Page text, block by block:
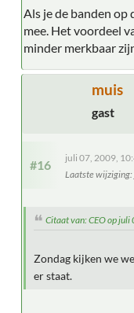
Als je de banden
mee. Het voordeel
minder merkbaar
muis
gast
#16
juli 07, 2009,
Laatste wijziging
Citaat van: CEO op
Zondag kijken we
er staat.